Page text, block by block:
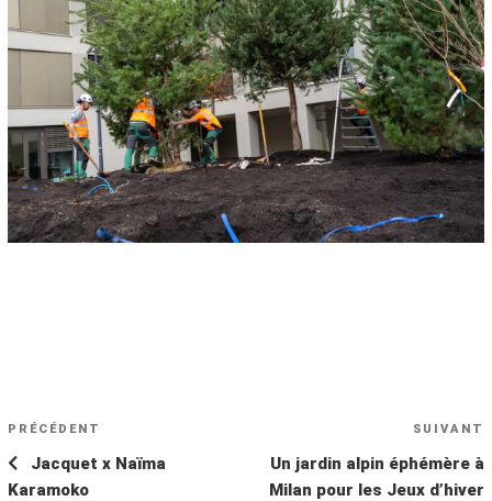
NAVIGATION
DE
L’ARTICLE
Article
précédent
PRÉCÉDENT
Jacquet x Naïma
Karamoko
SUIVANT
Un jardin alpin éphémère à
Milan pour les Jeux d’hiver